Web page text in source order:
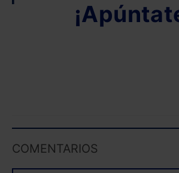
COMENTARIOS